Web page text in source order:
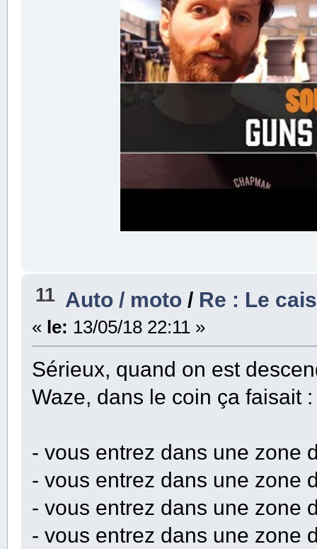
11 Auto / moto / Re : Le
« le: 13/05/18 22:11 »
Sérieux, quand on est
Waze, dans le coin ça faisait :
- vous entrez dans une zone
- vous entrez dans une zone
- vous entrez dans une zone
- vous entrez dans une zone